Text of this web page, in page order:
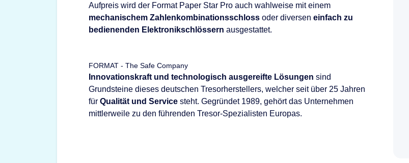
Aufpreis wird der Format Paper Star Pro auch wahlweise mit einem
mechanischem Zahlenkombinationsschloss oder diversen einfach zu
bedienenden Elektronikschlössern ausgestattet.
FORMAT - The Safe Company
Innovationskraft und technologisch ausgereifte Lösungen sind
Grundsteine dieses deutschen Tresorherstellers, welcher seit über 25 Jahren
für Qualität und Service steht. Gegründet 1989, gehört das Unternehmen
mittlerweile zu den führenden Tresor-Spezialisten Europas.